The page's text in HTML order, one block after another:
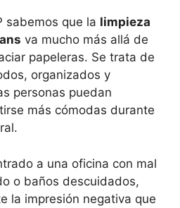
sabemos que la limpieza
va mucho más allá de
papeleras. Se trata de
organizados y
personas puedan
más cómodas durante
a una oficina con mal
o baños descuidados,
la impresión negativa que